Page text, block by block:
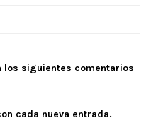
los siguientes comentarios
cada nueva entrada.